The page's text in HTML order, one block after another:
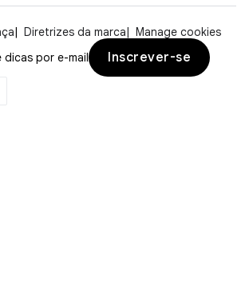
Diretrizes da marca
Manage cookies
dicas por e-mail
Inscrever-se